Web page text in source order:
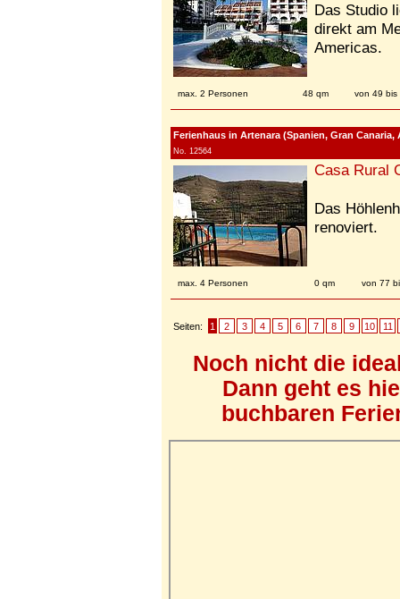
Das Studio
direkt am
Americas.
max. 2 Personen 48 qm von 49 bis
Ferienhaus in Artenara (Spanien, Gran Canaria,
No. 12564
Casa Rural
Das
renoviert.
max. 4 Personen 0 qm von 77
Seiten: 1 2 3 4 5 6 7 8 9 10 11
Noch nicht die
Dann geht es
buchbaren